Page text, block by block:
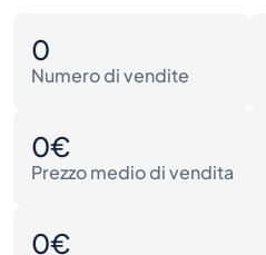
0
Numero di vendite
0€
Prezzo medio di vendita
0€